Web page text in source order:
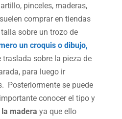
pinceles, maderas,
comprar en tiendas
sobre un trozo de
un croquis o dibujo,
sobre la pieza de
para luego ir
Posteriormente se puede
conocer el tipo y
madera ya que ello